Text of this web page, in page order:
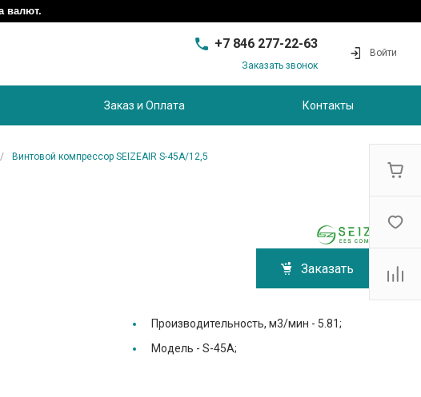
валют.
+7 846 277-22-63
+7 846 277-22-63
Совхозный, д.28, этаж 3
Заказать звонок
Войти
Заказ и Оплата Контакты
/ Винтовой компрессор SEIZEAIR S-45A/12,5
Заказать
Производительность, м3/мин - 5.81;
Модель -S-45A;